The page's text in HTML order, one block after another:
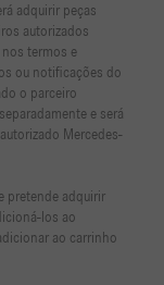
adquirir peças
autorizados
nos termos e
ou notificações do
o parceiro
e será
Mercedes-
pretende adquirir
los ao
ao carrinho